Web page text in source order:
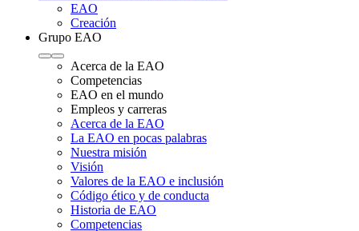
EAO
Creación
Grupo EAO
Acerca de la EAO
Competencias
EAO en el mundo
Empleos y carreras
Acerca de la EAO
La EAO en pocas palabras
Nuestra misión
Visión
Valores de la EAO e inclusión
Código ético y de conducta
Historia de EAO
Competencias